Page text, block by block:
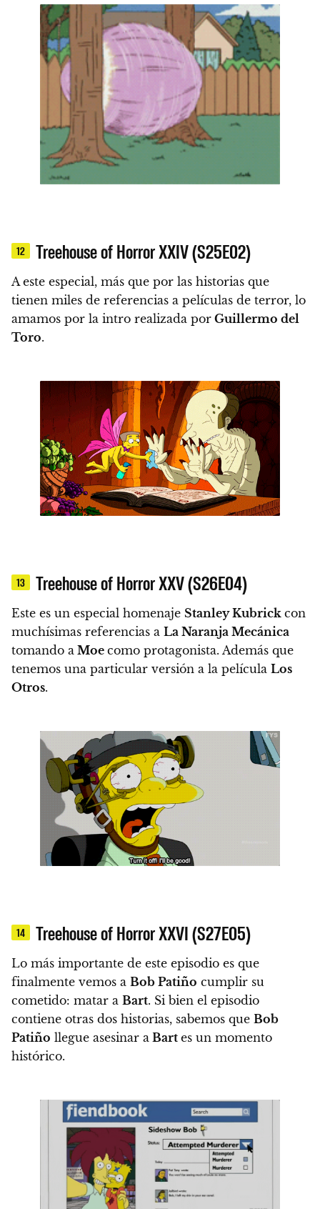
12 Treehouse of Horror XXIV (S25E02)
A este especial, más que por las historias que
tienen miles de referencias a películas de terror, lo
amamos por la intro realizada por Guillermo del
Toro.
13 Treehouse of Horror XXV (S26E04)
Este es un especial homenaje Stanley Kubrick con
muchísimas referencias a La Naranja Mecánica
tomando a Moe como protagonista. Además que
tenemos una particular versión a la película Los
Otros.
14 Treehouse of Horror XXVI (S27E05)
Lo más importante de este episodio es que
finalmente vemos a Bob Patiño cumplir su
cometido: matar a Bart. Si bien el episodio
contiene otras dos historias, sabemos que Bob
Patiño llegue asesinar a Bart es un momento
histórico.